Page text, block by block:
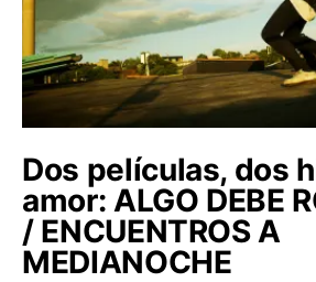
Dos películas, dos
amor: ALGO DEBE
/ ENCUENTROS A
MEDIANOCHE